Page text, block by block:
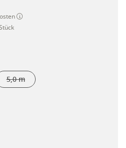
5,0 m
(Diese Option ist zurzeit nicht
nicht verfügbar.)